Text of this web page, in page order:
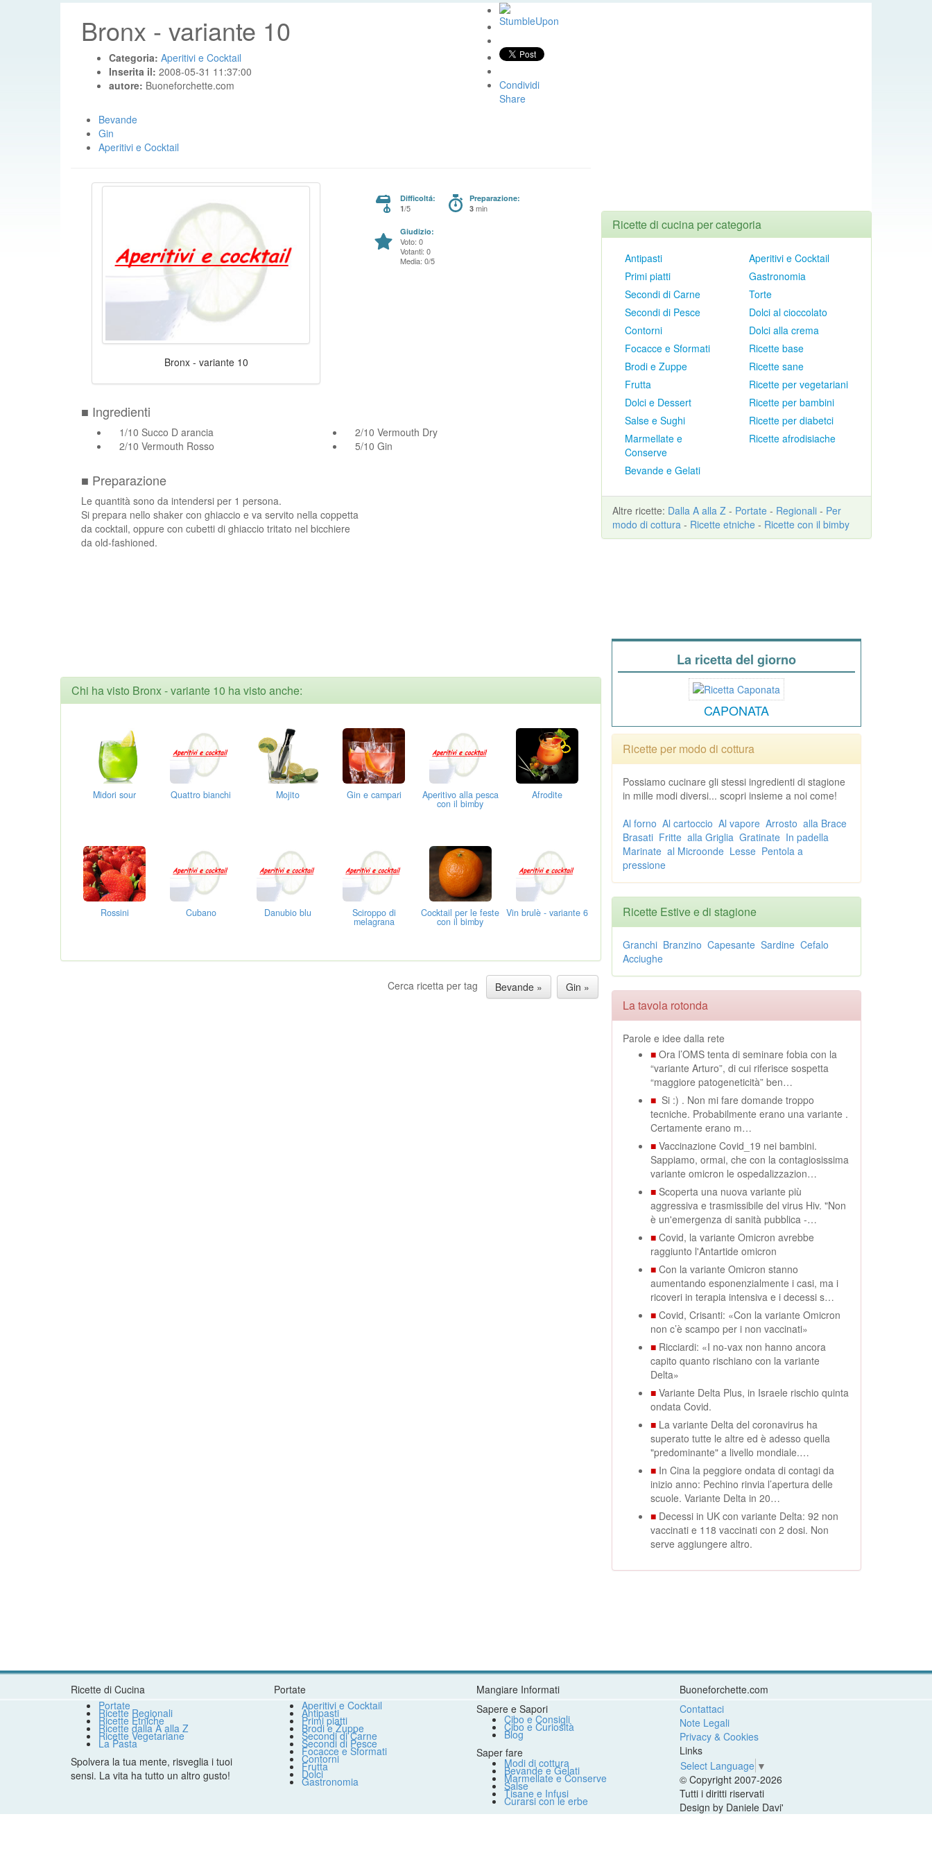
Bronx - variante 10
Categoria: Aperitivi e Cocktail
Inserita il: 2008-05-31 11:37:00
autore: Buoneforchette.com
Condividi
Share
Bevande
Gin
Aperitivi e Cocktail
Bronx - variante 10
Difficoltá:
1/5
Preparazione:
3 min
Giudizio:
Voto: 0
Votanti: 0
Media: 0/5
■ Ingredienti
1/10 Succo D arancia
2/10 Vermouth Dry
2/10 Vermouth Rosso
5/10 Gin
■ Preparazione
Le quantità sono da intendersi per 1 persona.
Si prepara nello shaker con ghiaccio e va servito nella coppetta
da cocktail, oppure con cubetti di ghiaccio tritato nel bicchiere
da old-fashioned.
Chi ha visto Bronx - variante 10 ha visto anche:
Midori sour Quattro bianchi Mojito Gin e campari Aperitivo alla pesca
con il bimby
Afrodite
Rossini Cubano Danubio blu Sciroppo di
melagrana
Cocktail per le feste
con il bimby
Vin brulè - variante 6
Cerca ricetta per tag Bevande » Gin »
Ricette di cucina per categoria
Antipasti
Primi piatti
Secondi di Carne
Secondi di Pesce
Contorni
Focacce e Sformati
Brodi e Zuppe
Frutta
Dolci e Dessert
Salse e Sughi
Marmellate e
Conserve
Bevande e Gelati
Aperitivi e Cocktail
Gastronomia
Torte
Dolci al cioccolato
Dolci alla crema
Ricette base
Ricette sane
Ricette per vegetariani
Ricette per bambini
Ricette per diabetci
Ricette afrodisiache
Altre ricette: Dalla A alla Z - Portate - Regionali - Per
modo di cottura - Ricette etniche - Ricette con il bimby
La ricetta del giorno
CAPONATA
Ricette per modo di cottura
Possiamo cucinare gli stessi ingredienti di stagione
in mille modi diversi... scopri insieme a noi come!
Al forno Al cartoccio Al vapore Arrosto alla Brace
Brasati Fritte alla Griglia Gratinate In padella
Marinate al Microonde Lesse Pentola a
pressione
Ricette Estive e di stagione
Granchi Branzino Capesante Sardine Cefalo
Acciughe
La tavola rotonda
Parole e idee dalla rete
■ Ora l’OMS tenta di seminare fobia con la
“variante Arturo”, di cui riferisce sospetta
“maggiore patogeneticità” ben…
■ Si :) . Non mi fare domande troppo
tecniche. Probabilmente erano una variante .
Certamente erano m…
■ Vaccinazione Covid_19 nei bambini.
Sappiamo, ormai, che con la contagiosissima
variante omicron le ospedalizzazion…
■ Scoperta una nuova variante più
aggressiva e trasmissibile del virus Hiv. "Non
è un'emergenza di sanità pubblica -…
■ Covid, la variante Omicron avrebbe
raggiunto l'Antartide omicron
■ Con la variante Omicron stanno
aumentando esponenzialmente i casi, ma i
ricoveri in terapia intensiva e i decessi s…
■ Covid, Crisanti: «Con la variante Omicron
non c’è scampo per i non vaccinati»
■ Ricciardi: «I no-vax non hanno ancora
capito quanto rischiano con la variante
Delta»
■ Variante Delta Plus, in Israele rischio quinta
ondata Covid.
■ La variante Delta del coronavirus ha
superato tutte le altre ed è adesso quella
"predominante" a livello mondiale.…
■ In Cina la peggiore ondata di contagi da
inizio anno: Pechino rinvia l’apertura delle
scuole. Variante Delta in 20…
■ Decessi in UK con variante Delta: 92 non
vaccinati e 118 vaccinati con 2 dosi. Non
serve aggiungere altro.
Ricette di Cucina
Portate
Ricette Regionali
Ricette Etniche
Ricette dalla A alla Z
Ricette Vegetariane
La Pasta
Spolvera la tua mente, risveglia i tuoi
sensi. La vita ha tutto un altro gusto!
Portate
Aperitivi e Cocktail
Antipasti
Primi piatti
Brodi e Zuppe
Secondi di Carne
Secondi di Pesce
Focacce e Sformati
Contorni
Frutta
Dolci
Gastronomia
Mangiare Informati
Sapere e Sapori
Cibo e Consigli
Cibo e Curiosità
Blog
Saper fare
Modi di cottura
Bevande e Gelati
Marmellate e Conserve
Salse
Tisane e Infusi
Curarsi con le erbe
Buoneforchette.com
Contattaci
Note Legali
Privacy & Cookies
Links
Select Language ▼
© Copyright 2007-2026
Tutti i diritti riservati
Design by Daniele Davi'